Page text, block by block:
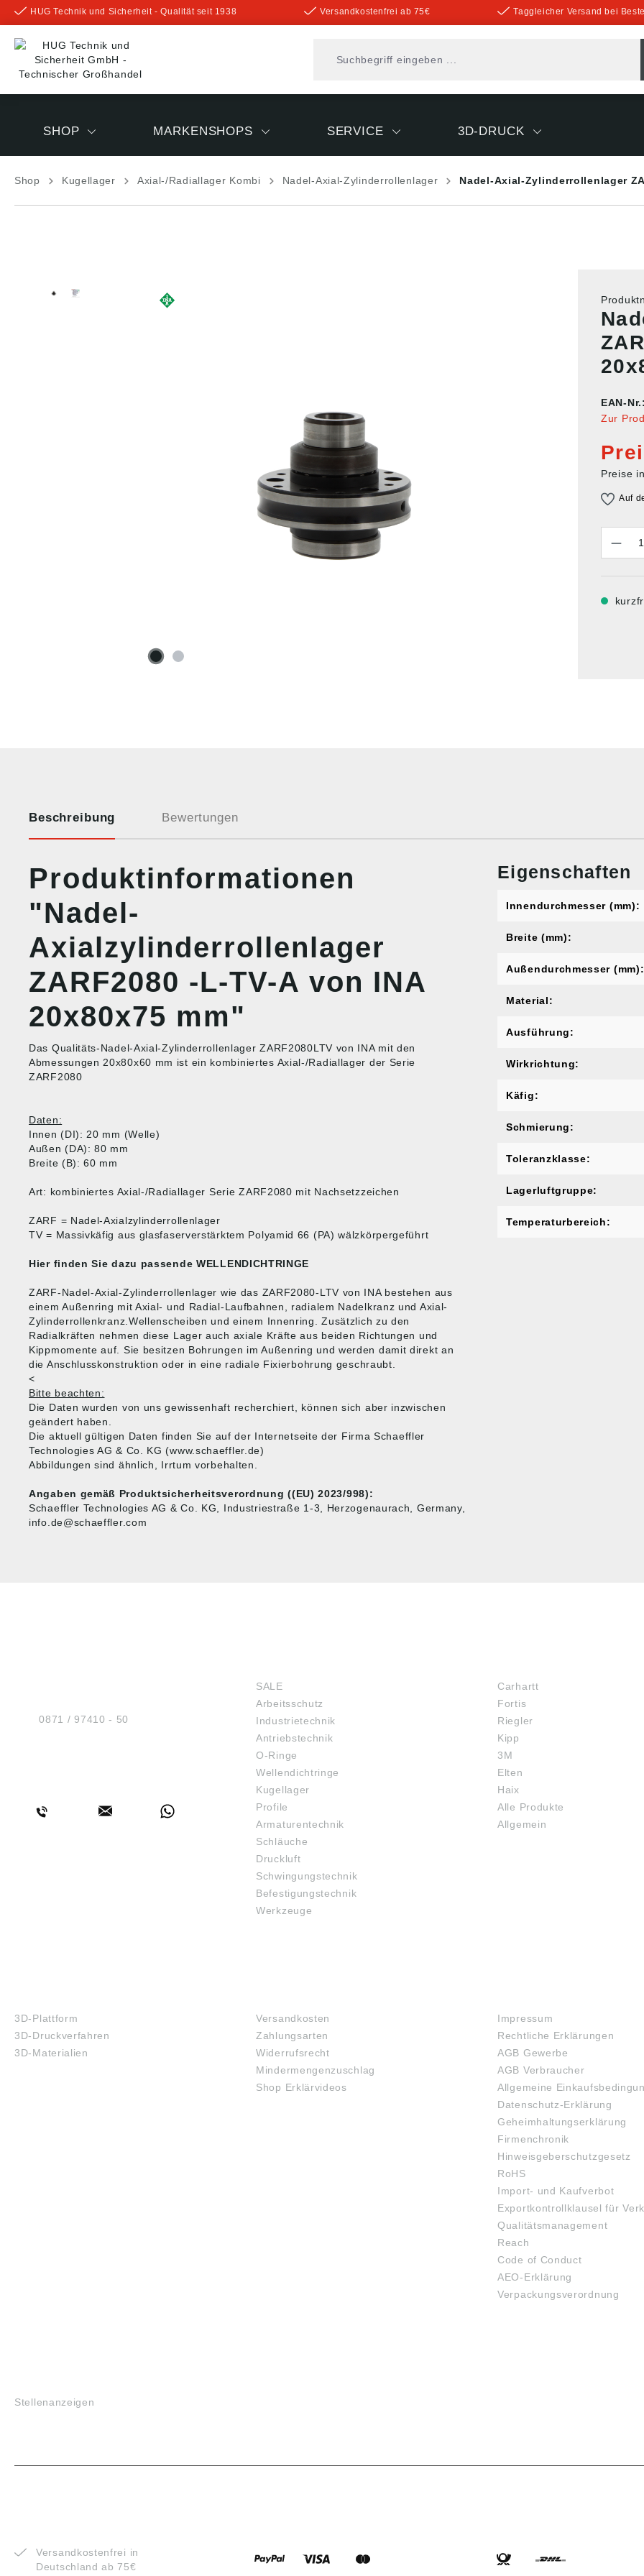
springen
HUG Technik und Sicherheit - Qualität seit 1938 Versandkostenfrei ab 75€ Taggleicher Versand bei
SHOP MARKENSHOPS SERVICE 3D-DRUCK
Shop Kugellager Axial-/Radiallager Kombi Nadel-Axial-Zylinderrollenlager Nadel-Axial-Zylinderrollenlager
EAN-
Zur
Preise
Auf
Beschreibung Bewertungen
Produktinformationen
"Nadel-
Axialzylinderrollenlager
ZARF2080 -L-TV-A von INA
20x80x75 mm"
Das Qualitäts-Nadel-Axial-Zylinderrollenlager ZARF2080LTV von INA mit den
Abmessungen 20x80x60 mm ist ein kombiniertes Axial-/Radiallager der Serie
ZARF2080
Daten:
Innen (DI): 20 mm (Welle)
Außen (DA): 80 mm
Breite (B): 60 mm
Art: kombiniertes Axial-/Radiallager Serie ZARF2080 mit Nachsetzzeichen
ZARF = Nadel-Axialzylinderrollenlager
TV = Massivkäfig aus glasfaserverstärktem Polyamid 66 (PA) wälzkörpergeführt
Hier finden Sie dazu passende WELLENDICHTRINGE
ZARF-Nadel-Axial-Zylinderrollenlager wie das ZARF2080-LTV von INA bestehen aus
einem Außenring mit Axial- und Radial-Laufbahnen, radialem Nadelkranz und Axial-
Zylinderrollenkranz.Wellenscheiben und einem Innenring. Zusätzlich zu den
Radialkräften nehmen diese Lager auch axiale Kräfte aus beiden Richtungen und
Kippmomente auf. Sie besitzen Bohrungen im Außenring und werden damit direkt an
die Anschlusskonstruktion oder in eine radiale Fixierbohrung geschraubt.
<
Bitte beachten:
Die Daten wurden von uns gewissenhaft recherchiert, können sich aber inzwischen
geändert haben.
Die aktuell gültigen Daten finden Sie auf der Internetseite der Firma Schaeffler
Technologies AG & Co. KG (www.schaeffler.de)
Abbildungen sind ähnlich, Irrtum vorbehalten.
Angaben gemäß Produktsicherheitsverordnung ((EU) 2023/998):
Schaeffler Technologies AG & Co. KG, Industriestraße 1-3, Herzogenaurach, Germany,
info.de@schaeffler.com
Eigenschaften
Innendurchmesser (mm):
Breite (mm):
Außendurchmesser (mm):
Material:
Ausführung:
Wirkrichtung:
Käfig:
Schmierung:
Toleranzklasse:
Lagerluftgruppe:
Temperaturbereich:
Tel.:0871 / 97410 - 50
SALE
Arbeitsschutz
Industrietechnik
Antriebstechnik
O-Ringe
Wellendichtringe
Kugellager
Profile
Armaturentechnik
Schläuche
Druckluft
Schwingungstechnik
Befestigungstechnik
Werkzeuge
Carhartt
Fortis
Riegler
Kipp
3M
Elten
Haix
Alle Produkte
Allgemein
3D-Plattform
3D-Druckverfahren
3D-Materialien
Versandkosten
Zahlungsarten
Widerrufsrecht
Mindermengenzuschlag
Shop Erklärvideos
Impressum
Rechtliche Erklärungen
AGB Gewerbe
AGB Verbraucher
Allgemeine
Datenschutz-Erklärung
Geheimhaltungserklärung
Firmenchronik
Hinweisgeberschutzgesetz
RoHS
Import- und Kaufverbot
Exportkontrollklausel für
Qualitätsmanagement
Reach
Code of Conduct
AEO-Erklärung
Verpackungsverordnung
Stellenanzeigen
Versandkostenfrei in
Deutschland ab 75€